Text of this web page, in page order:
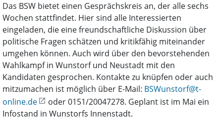
Das BSW bietet einen Gesprächskreis an, der alle sechs
Wochen stattfindet. Hier sind alle Interessierten
eingeladen, die eine freundschaftliche Diskussion über
politische Fragen schätzen und kritikfähig miteinander
umgehen können. Auch wird über den bevorstehenden
Wahlkampf in Wunstorf und Neustadt mit den
Kandidaten gesprochen. Kontakte zu knüpfen oder auch
mitzumachen ist möglich über E-Mail: BSWunstorf@t-
online.de
oder 0151/20047278. Geplant ist im Mai ein
Infostand in Wunstorfs Innenstadt.